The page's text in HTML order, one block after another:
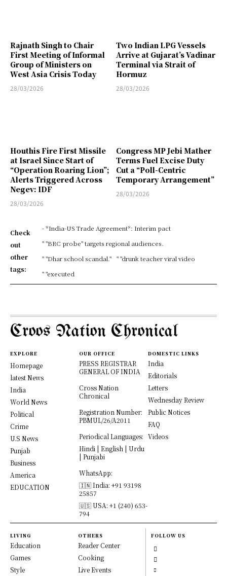
Rajnath Singh to Chair
First Meeting of Informal
Group of Ministers on
West Asia Crisis Today
28/03/2026
Two Indian LPG Vessels
Arrive at Gujarat’s Vadinar
Terminal via Strait of
Hormuz
28/03/2026
Houthis Fire First Missile
at Israel Since Start of
“Operation Roaring Lion”;
Alerts Triggered Across
Negev: IDF
28/03/2026
Congress MP Jebi Mather
Terms Fuel Excise Duty
Cut a “Poll-Centric
Temporary Arrangement”
28/03/2026
Check
out
other
tags:
- *India-US Trade Agreement*: Interim pact
" "BRC probe" targets regional audiences.
" "Dhar school scandal." " "drunk teacher viral video
" "executed
Croos Nation Chronical
EXPLORE
Homepage
latest News
India
World News
Political
Crime
U.S News
Punjab
Business
America
EDUCATION
OUR OFFICE
PRESS REGISTRAR
GENERAL OF INDIA
Cross Nation
Chronical
Registration Number:
PBMUL/26/A2011
Periodical Languages:
Hindi | English | Urdu
| Punjabi
WhatsApp:
🇮🇳 India: +91 93198
25857
🇺🇸 USA: +1 (240) 653-
794
DOMESTIC LINKS
India
Editorials
Letters
Wednesday Review
Public Notices
FAQ
Videos
LIVING
Education
Games
Style
OTHERS
Reader Center
Cooking
Live Events
FOLLOW US